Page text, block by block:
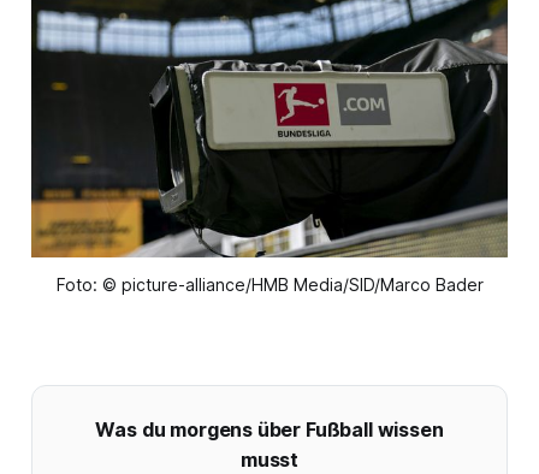
Foto: © picture-alliance/HMB Media/SID/Marco Bader
Was du morgens über Fußball wissen
musst